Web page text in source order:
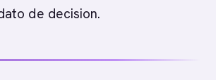
de decision.